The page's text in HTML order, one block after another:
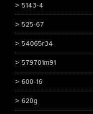
5143-4
525-67
54065r34
579701m91
600-16
620g